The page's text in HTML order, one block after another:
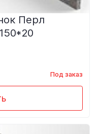
Перл
Под заказ